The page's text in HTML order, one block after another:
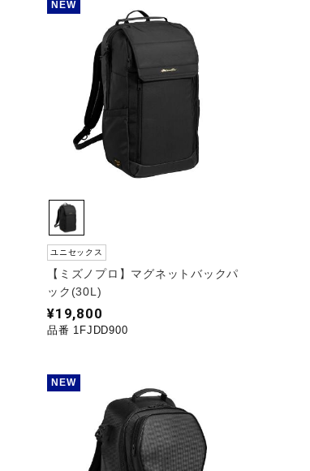
NEW
ユニセックス
【ミズノプロ】マグネットバックパ
ック(30L)
¥19,800
品番 1FJDD900
NEW